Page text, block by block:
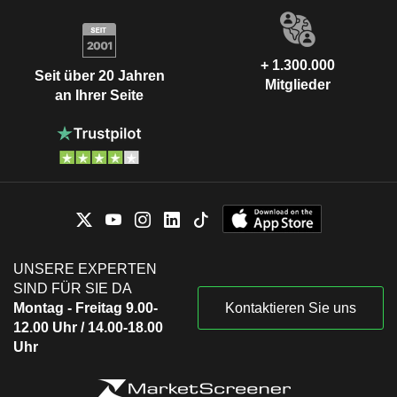
Seit über 20 Jahren
an Ihrer Seite
+ 1.300.000
Mitglieder
UNSERE EXPERTEN
SIND FÜR SIE DA
Montag - Freitag 9.00-
12.00 Uhr / 14.00-18.00
Uhr
Kontaktieren Sie uns